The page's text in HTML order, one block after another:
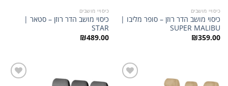
כיסויי מושבים
כיסוי מושב הדר רוזן – סופר מליבו |
SUPER MALIBU
₪359.00
כיסויי מושבים
כיסוי מושב הדר רוזן – סטאר |
STAR
₪489.00